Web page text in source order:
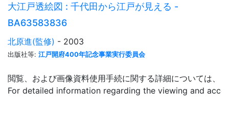
大江戸透絵図 : 千代田から江戸が見える -
BA63583836
北原進(監修) - 2003
出版社等: 江戸開府400年記念事業実行委員会
閲覧、および画像資料使用手続に関する詳細については、「
For detailed information regarding the viewing and